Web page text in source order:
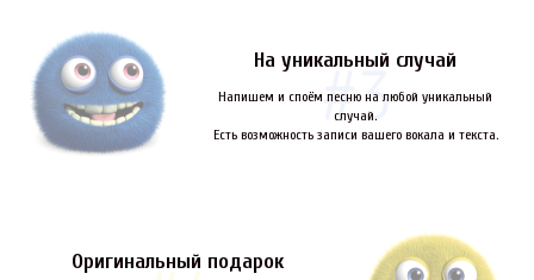
На уникальный случай
Напишем и споём песню на любой уникальный
случай.
Есть возможность записи вашего вокала и текста.
Оригинальный подарок